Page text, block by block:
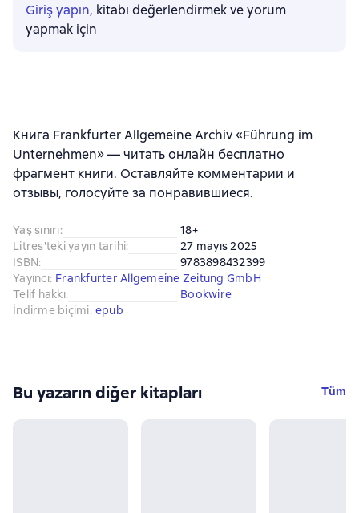
Giriş yapın, kitabı değerlendirmek ve yorum
yapmak için
Книга Frankfurter Allgemeine Archiv «Führung im
Unternehmen» — читать онлайн бесплатно
фрагмент книги. Оставляйте комментарии и
отзывы, голосуйте за понравившиеся.
Yaş sınırı:
18+
Litres'teki yayın tarihi:
27 mayıs 2025
ISBN:
9783898432399
Yayıncı: Frankfurter Allgemeine Zeitung GmbH
Telif hakkı:
Bookwire
İndirme biçimi: epub
Bu yazarın diğer kitapları Tüm